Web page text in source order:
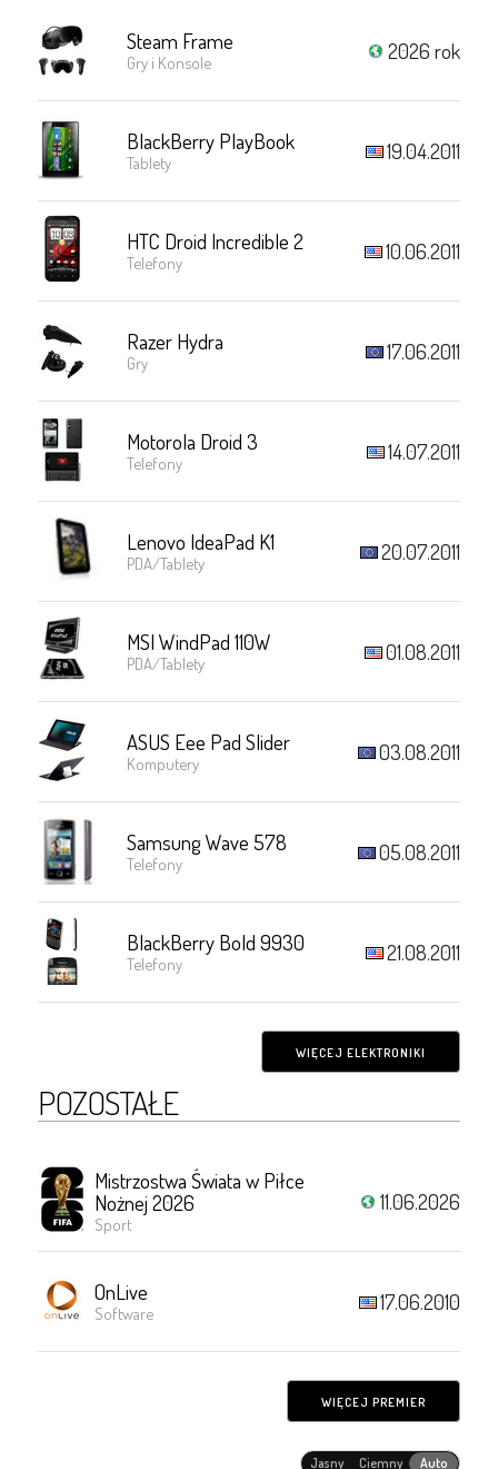
Steam Frame
Gry i Konsole 2026 rok
BlackBerry PlayBook
Tablety 19.04.2011
HTC Droid Incredible 2
Telefony 10.06.2011
Razer Hydra
Gry 17.06.2011
Motorola Droid 3
Telefony 14.07.2011
Lenovo IdeaPad K1
PDA/Tablety 20.07.2011
MSI WindPad 110W
PDA/Tablety 01.08.2011
ASUS Eee Pad Slider
Komputery 03.08.2011
Samsung Wave 578
Telefony 05.08.2011
BlackBerry Bold 9930
Telefony 21.08.2011
WIĘCEJ ELEKTRONIKI
POZOSTAŁE
Mistrzostwa Świata w Piłce
Nożnej 2026
Sport
11.06.2026
OnLive
Software 17.06.2010
WIĘCEJ PREMIER
Jasny Ciemny Auto